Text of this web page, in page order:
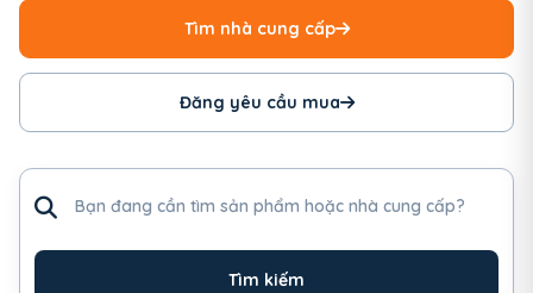
Tìm nhà cung cấp
Đăng yêu cầu mua
Tìm kiếm